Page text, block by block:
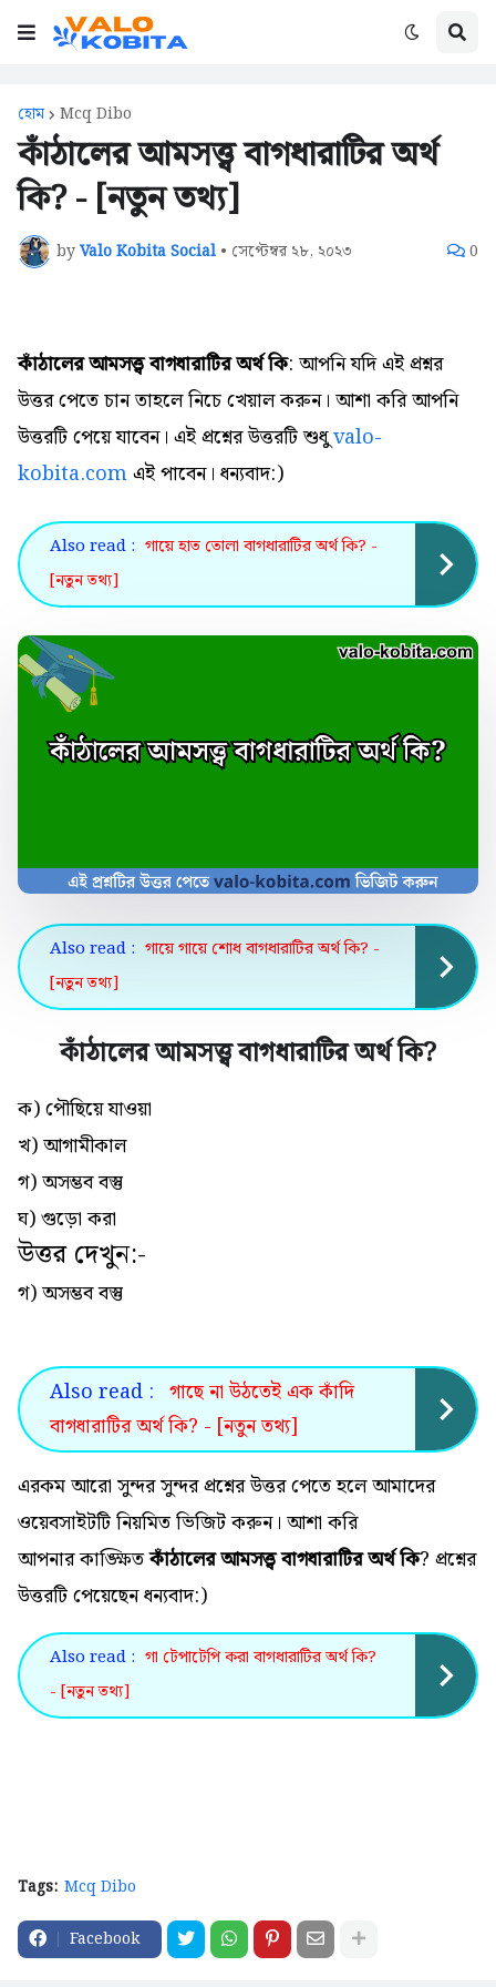
হোম Mcq Dibo
কাঁঠালের আমসত্ত্ব বাগধারাটির অর্থ
কি? - [নতুন তথ্য]
byValo Kobita Social • সেপ্টেম্বর ২৮, ২০২৩ 0
কাঁঠালের আমসত্ত্ব বাগধারাটির অর্থ কি: আপনি যদি এই প্রশ্নর
উত্তর পেতে চান তাহলে নিচে খেয়াল করুন। আশা করি আপনি
উত্তরটি পেয়ে যাবেন। এই প্রশ্নের উত্তরটি শুধুvalo-
kobita.comএই পাবেন। ধন্যবাদ:)
Also read : গায়ে হাত তোলা বাগধারাটির অর্থ কি? -
[নতুন তথ্য]
Also read : গায়ে গায়ে শোধ বাগধারাটির অর্থ কি? -
[নতুন তথ্য]
কাঁঠালের আমসত্ত্ব বাগধারাটির অর্থ কি?
ক) পৌছিয়ে যাওয়া
খ) আগামীকাল
গ) অসম্ভব বস্তু
ঘ) গুড়ো করা
উত্তর দেখুন:-
গ) অসম্ভব বস্তু
Also read : গাছে না উঠতেই এক কাঁদি
বাগধারাটির অর্থ কি? - [নতুন তথ্য]
এরকম আরো সুন্দর সুন্দর প্রশ্নের উত্তর পেতে হলে আমাদের
ওয়েবসাইটটি নিয়মিত ভিজিট করুন। আশা করি
আপনার কাঙ্ক্ষিতকাঁঠালের আমসত্ত্ব বাগধারাটির অর্থ কি? প্রশ্নের
উত্তরটি পেয়েছেন ধন্যবাদ:)
Also read : গা টেপাটেপি করা বাগধারাটির অর্থ কি?
- [নতুন তথ্য]
Tags: Mcq Dibo
Facebook